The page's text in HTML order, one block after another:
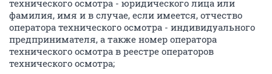
технического осмотра - юридического лица или
фамилия, имя и в случае, если имеется, отчество
оператора технического осмотра - индивидуального
предпринимателя, а также номер оператора
технического осмотра в реестре операторов
технического осмотра;